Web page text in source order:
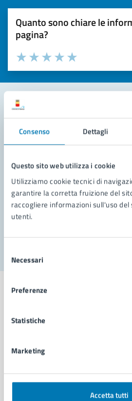
Consenso Dettagli
Questo sito web utilizza i cookie
Utilizziamo cookie tecnici di
garantire la corretta fruizione del
raccogliere informazioni sull'uso
utenti.
delNecessari
Preferenze
Statistiche
Marketing
Accetta tutti
Quanto sono chiare le
pagina?
Valuta la chiarezza delle informazioni (da
Seleziona il numero di stelle per
Valuta 5 stelle su 5
Valuta 4 stelle su 5
Valuta 3 stelle su 5
Valuta 2 stelle su 5
Valuta 1 stelle su 5
Leggi le domande frequenti
Richiedi assistenza
Prenota appuntamento
Problemi in città
Comune di Napoli
AMMINISTRAZIONE
Organi di governo